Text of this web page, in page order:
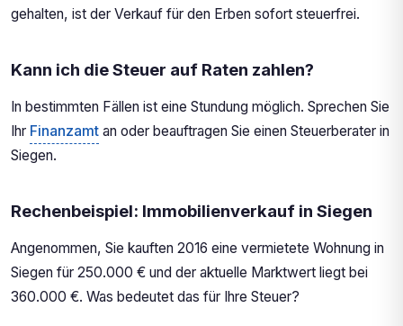
gehalten, ist der Verkauf für den Erben sofort steuerfrei.
Kann ich die Steuer auf Raten zahlen?
In bestimmten Fällen ist eine Stundung möglich. Sprechen Sie
Ihr Finanzamt an oder beauftragen Sie einen Steuerberater in
Siegen.
Rechenbeispiel: Immobilienverkauf in Siegen
Angenommen, Sie kauften 2016 eine vermietete Wohnung in
Siegen für 250.000 € und der aktuelle Marktwert liegt bei
360.000 €. Was bedeutet das für Ihre Steuer?